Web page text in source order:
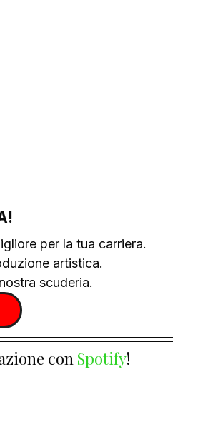
per la tua carriera.
artistica.
scuderia.
con Spotify!